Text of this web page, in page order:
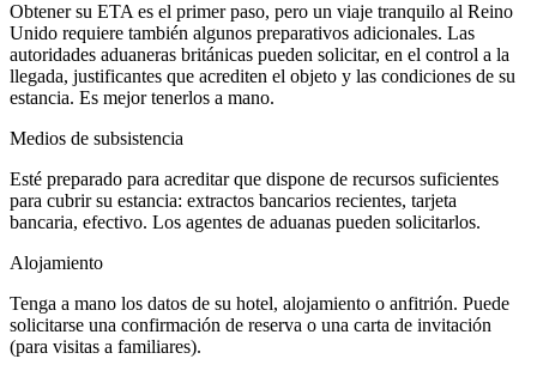
Obtener su ETA es el primer paso, pero un viaje tranquilo al Reino
Unido requiere también algunos preparativos adicionales. Las
autoridades aduaneras británicas pueden solicitar, en el control a la
llegada, justificantes que acrediten el objeto y las condiciones de su
estancia. Es mejor tenerlos a mano.
Medios de subsistencia
Esté preparado para acreditar que dispone de recursos suficientes
para cubrir su estancia: extractos bancarios recientes, tarjeta
bancaria, efectivo. Los agentes de aduanas pueden solicitarlos.
Alojamiento
Tenga a mano los datos de su hotel, alojamiento o anfitrión. Puede
solicitarse una confirmación de reserva o una carta de invitación
(para visitas a familiares).